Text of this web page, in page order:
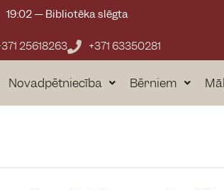
19:02— Bibliotēka slēgta
25618263 +371 63350281
Novadpētniecība Bērniem